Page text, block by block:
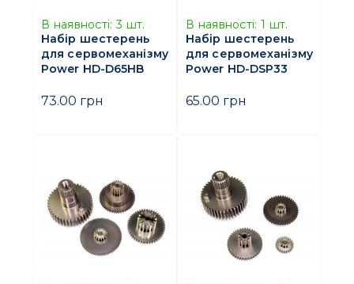
В наявності: 3 шт.
Набір шестерень
для сервомеханізму
Power HD-D65HB
73.00 грн
В наявності: 1 шт.
Набір шестерень
для сервомеханізму
Power HD-DSP33
65.00 грн